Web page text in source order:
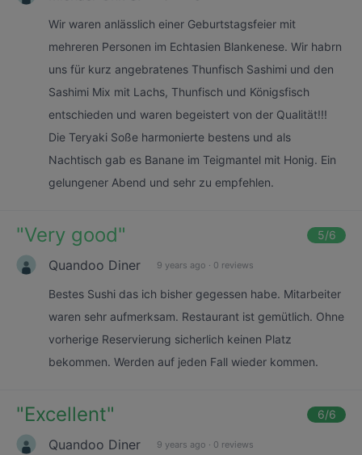
Wir waren anlässlich einer Geburtstagsfeier mit
mehreren Personen im Echtasien Blankenese. Wir habrn
uns für kurz angebratenes Thunfisch Sashimi und den
Sashimi Mix mit Lachs, Thunfisch und Königsfisch
entschieden und waren begeistert von der Qualität!!!
Die Teryaki Soße harmonierte bestens und als
Nachtisch gab es Banane im Teigmantel mit Honig. Ein
gelungener Abend und sehr zu empfehlen.
"Very good" 5/6
Quandoo Diner 9 years ago · 0 reviews
Bestes Sushi das ich bisher gegessen habe. Mitarbeiter
waren sehr aufmerksam. Restaurant ist gemütlich. Ohne
vorherige Reservierung sicherlich keinen Platz
bekommen. Werden auf jeden Fall wieder kommen.
"Excellent" 6/6
Quandoo Diner 9 years ago · 0 reviews